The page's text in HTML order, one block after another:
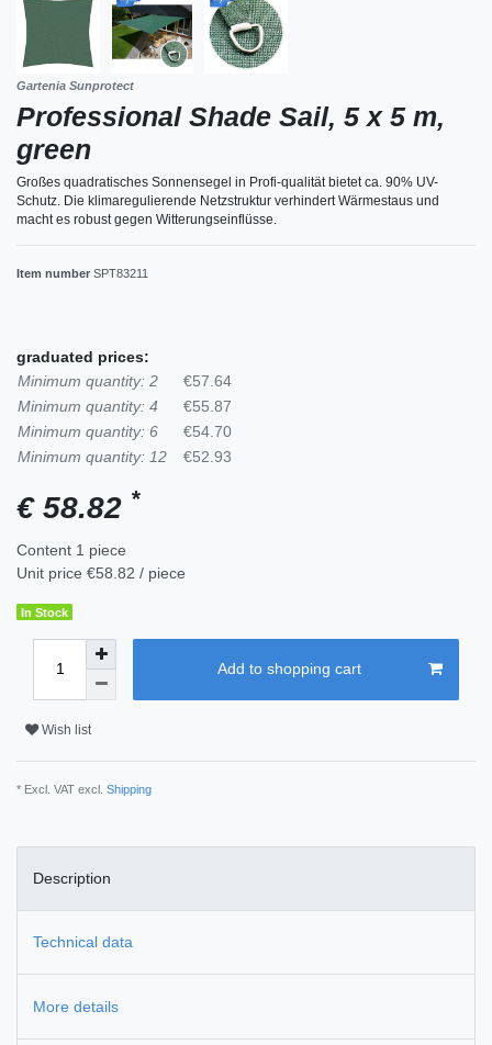
Gartenia Sunprotect
Professional Shade Sail, 5 x 5 m,
green
Großes quadratisches Sonnensegel in Profi-qualität bietet ca. 90% UV-
Schutz. Die klimaregulierende Netzstruktur verhindert Wärmestaus und
macht es robust gegen Witterungseinflüsse.
Item number SPT83211
graduated prices:
Minimum quantity: 2
€57.64
Minimum quantity: 4
€55.87
Minimum quantity: 6
€54.70
Minimum quantity: 12
€52.93
€ 58.82 *
Content 1 piece
Unit price €58.82 / piece
In Stock
Add to shopping cart
Wish list
* Excl. VAT excl. Shipping
Description
Technical data
More details